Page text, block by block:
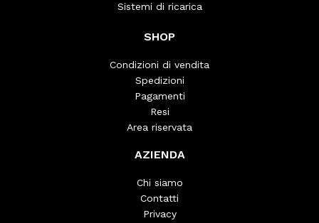
Sistemi di ricarica
SHOP
Condizioni di vendita
Spedizioni
Pagamenti
Resi
Area riservata
AZIENDA
Chi siamo
Contatti
Privacy